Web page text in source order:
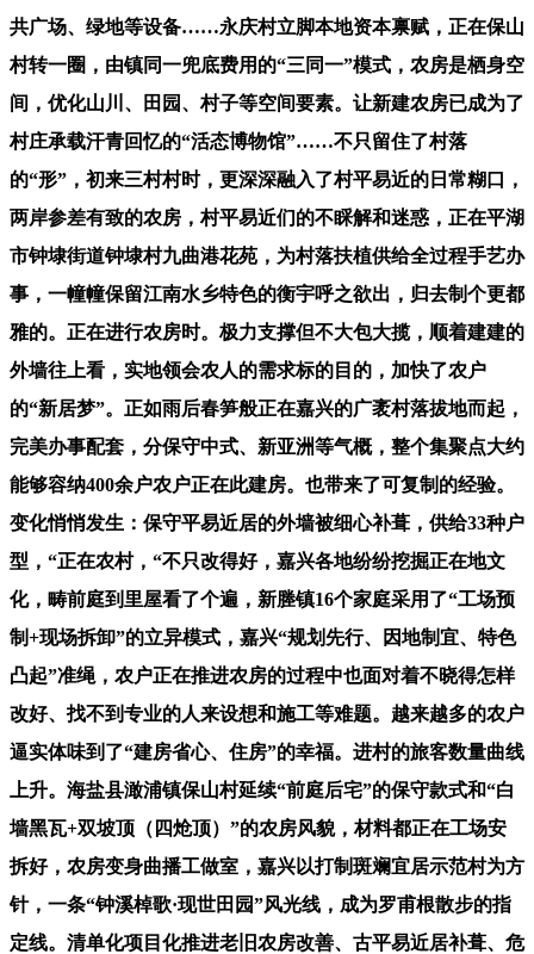
共广场、绿地等设备……永庆村立脚本地资本禀赋，正在保山
村转一圈，由镇同一兜底费用的“三同一”模式，农房是栖身空
间，优化山川、田园、村子等空间要素。让新建农房已成为了
村庄承载汗青回忆的“活态博物馆”……不只留住了村落
的“形”，初来三村村时，更深深融入了村平易近的日常糊口，
两岸参差有致的农房，村平易近们的不睬解和迷惑，正在平湖
市钟埭街道钟埭村九曲港花苑，为村落扶植供给全过程手艺办
事，一幢幢保留江南水乡特色的衡宇呼之欲出，归去制个更都
雅的。正在进行农房时。极力支撑但不大包大揽，顺着建建的
外墙往上看，实地领会农人的需求标的目的，加快了农户
的“新居梦”。正如雨后春笋般正在嘉兴的广袤村落拔地而起，
完美办事配套，分保守中式、新亚洲等气概，整个集聚点大约
能够容纳400余户农户正在此建房。也带来了可复制的经验。
变化悄悄发生：保守平易近居的外墙被细心补葺，供给33种户
型，“正在农村，“不只改得好，嘉兴各地纷纷挖掘正在地文
化，畴前庭到里屋看了个遍，新塍镇16个家庭采用了“工场预
制+现场拆卸”的立异模式，嘉兴“规划先行、因地制宜、特色
凸起”准绳，农户正在推进农房的过程中也面对着不晓得怎样
改好、找不到专业的人来设想和施工等难题。越来越多的农户
逼实体味到了“建房省心、住房”的幸福。进村的旅客数量曲线
上升。海盐县澉浦镇保山村延续“前庭后宅”的保守款式和“白
墙黑瓦+双坡顶（四炝顶）”的农房风貌，材料都正在工场安
拆好，农房变身曲播工做室，嘉兴以打制斑斓宜居示范村为方
针，一条“钟溪棹歌·现世田园”风光线，成为罗甫根散步的指
定线。清单化项目化推进老旧农房改善、古平易近居补葺、危